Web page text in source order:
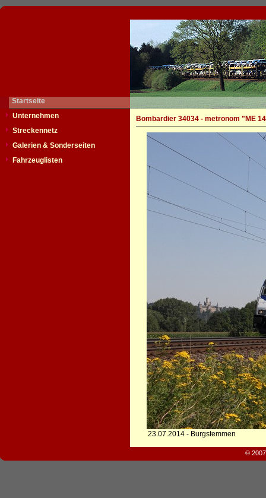
Startseite
Unternehmen
Streckennetz
Galerien & Sonderseiten
Fahrzeuglisten
Bombardier 34034 - metronom "ME
23.07.2014 - Burgstemmen
©